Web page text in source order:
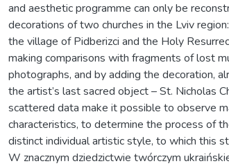
and aesthetic programme can only be
decorations of two churches in the Lviv
the village of Pidberizci and the Holy
making comparisons with fragments of lost
photographs, and by adding the decoration,
the artist’s last sacred object – St. Nicholas
scattered data make it possible to observe
characteristics, to determine the process of
distinct individual artistic style, to which this
W znacznym dziedzictwie twórczym